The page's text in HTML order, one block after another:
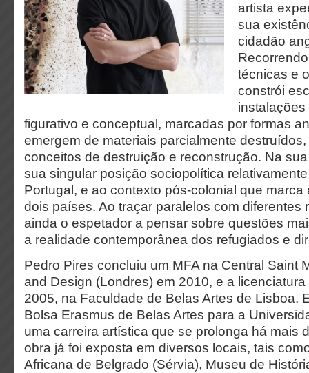
artista
sua
cidadão
técnicas e
constrói
figurativo e conceptual, marcadas por formas
emergem de materiais parcialmente
conceitos de destruição e reconstrução. Na
sua singular posição sociopolítica
Portugal, e ao contexto pós-colonial que marca
dois países. Ao traçar paralelos com diferentes
ainda o espetador a pensar sobre questões
a realidade contemporânea dos refugiados e
Pedro Pires concluiu um MFA na Central Saint
and Design (Londres) em 2010, e a
2005, na Faculdade de Belas Artes de Lisboa.
Bolsa Erasmus de Belas Artes para a
uma carreira artística que se prolonga há mais
obra já foi exposta em diversos locais, tais
Africana de Belgrado (Sérvia), Museu de